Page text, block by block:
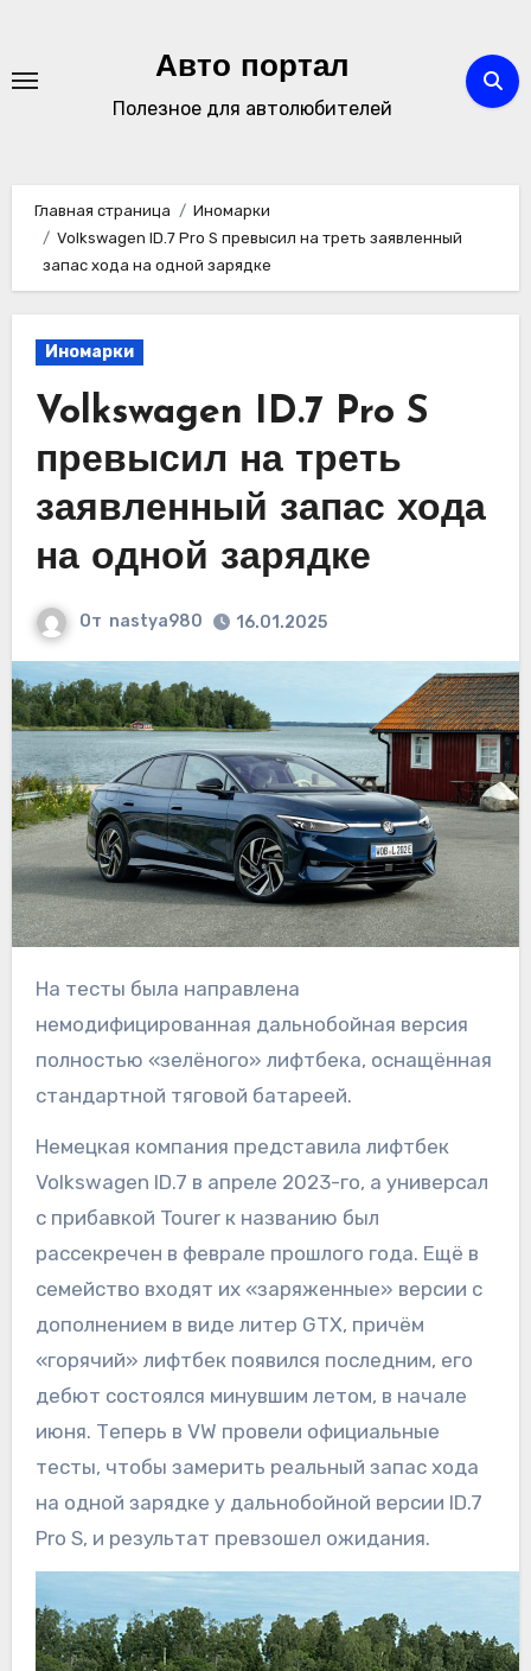
содержимому
Авто портал
Полезное для автолюбителей
Главная страница
Иномарки
Volkswagen ID.7 Pro S превысил на треть заявленный
запас хода на одной зарядке
Иномарки
Volkswagen ID.7 Pro S
превысил на треть
заявленный запас хода
на одной зарядке
От nastya980 16.01.2025
На тесты была направлена
немодифицированная дальнобойная версия
полностью «зелёного» лифтбека, оснащённая
стандартной тяговой батареей.
Немецкая компания представила лифтбек
Volkswagen ID.7 в апреле 2023-го, а универсал
с прибавкой Tourer к названию был
рассекречен в феврале прошлого года. Ещё в
семейство входят их «заряженные» версии с
дополнением в виде литер GTX, причём
«горячий» лифтбек появился последним, его
дебют состоялся минувшим летом, в начале
июня. Теперь в VW провели официальные
тесты, чтобы замерить реальный запас хода
на одной зарядке у дальнобойной версии ID.7
Pro S, и результат превзошел ожидания.